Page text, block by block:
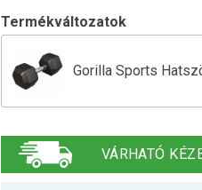
Termékváltozatok
Gorilla Sports
VÁRHATÓ